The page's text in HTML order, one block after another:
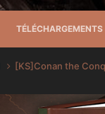
TÉLÉCHARGEMENTS
[KS]Conan the